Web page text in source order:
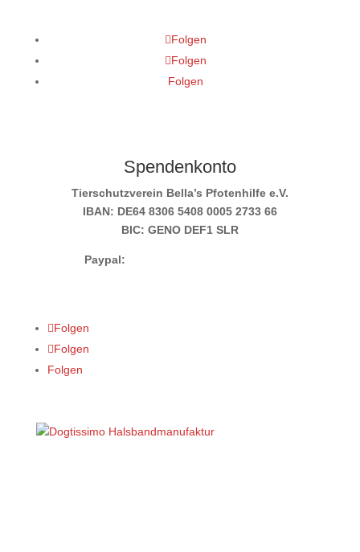
Folgen
Folgen
Folgen
Spendenkonto
Tierschutzverein Bella’s Pfotenhilfe e.V.
IBAN: DE64 8306 5408 0005 2733 66
BIC: GENO DEF1 SLR
Paypal:
Folgen
Folgen
Folgen